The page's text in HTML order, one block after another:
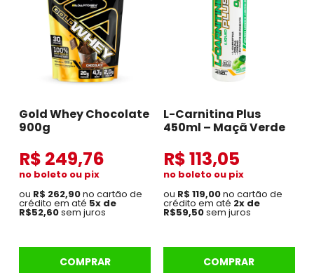
Gold Whey Chocolate
900g
R$ 249,76
no boleto ou pix
ou R$ 262,90no cartão de
crédito em até 5x de
R$52,60sem juros
COMPRAR
L-Carnitina Plus
450ml – Maçã Verde
R$ 113,05
no boleto ou pix
ou R$ 119,00no cartão de
crédito em até 2x de
R$59,50sem juros
COMPRAR